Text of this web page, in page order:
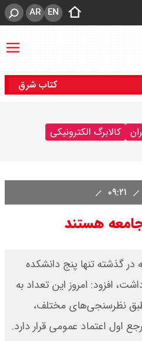
EN
AR
کتاب شرق
کالابرگ الکترونیکی
هستند
در گذشته تنها پنج دانشکده
افزود: امروز این تعداد به
طبق نظرسنجی‌های مختلف،
اول اعتماد عمومی قرار دارد.